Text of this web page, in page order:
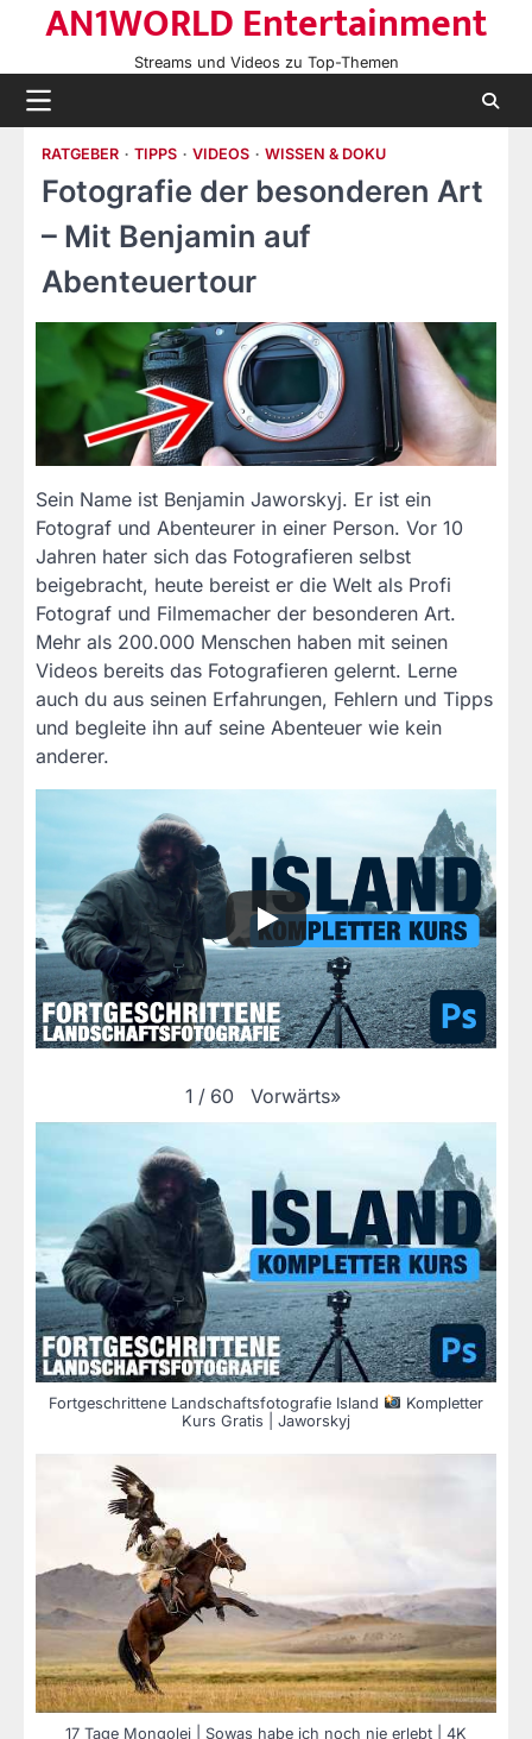
content
AN1WORLD Entertainment
Streams und Videos zu Top-Themen
RATGEBER TIPPS VIDEOS WISSEN & DOKU
Fotografie der besonderen Art
– Mit Benjamin auf
Abenteuertour
Sein Name ist Benjamin Jaworskyj. Er ist ein
Fotograf und Abenteurer in einer Person. Vor 10
Jahren hater sich das Fotografieren selbst
beigebracht, heute bereist er die Welt als Profi
Fotograf und Filmemacher der besonderen Art.
Mehr als 200.000 Menschen haben mit seinen
Videos bereits das Fotografieren gelernt. Lerne
auch du aus seinen Erfahrungen, Fehlern und Tipps
und begleite ihn auf seine Abenteuer wie kein
anderer.
1 / 60 Vorwärts»
Fortgeschrittene Landschaftsfotografie Island
Kompletter
Kurs Gratis | Jaworskyj
17 Tage Mongolei | Sowas habe ich noch nie erlebt | 4K